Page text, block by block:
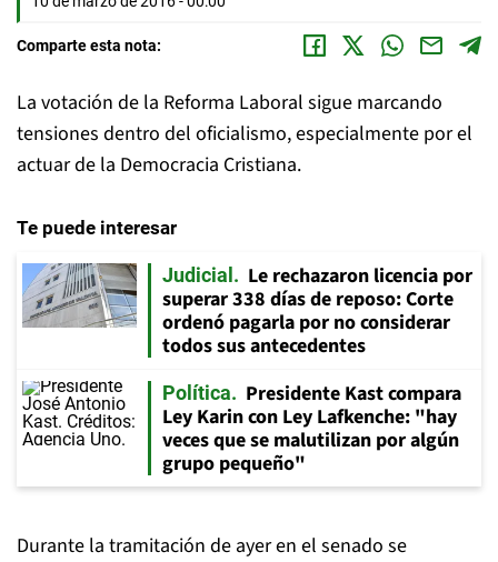
Comparte esta nota:
La votación de la Reforma Laboral sigue marcando
tensiones dentro del oficialismo, especialmente por el
actuar de la Democracia Cristiana.
Te puede interesar
Judicial
Le rechazaron licencia por
superar 338 días de reposo: Corte
ordenó pagarla por no considerar
todos sus antecedentes
Política
Presidente Kast compara
Ley Karin con Ley Lafkenche: "hay
veces que se malutilizan por algún
grupo pequeño"
Durante la tramitación de ayer en el senado se